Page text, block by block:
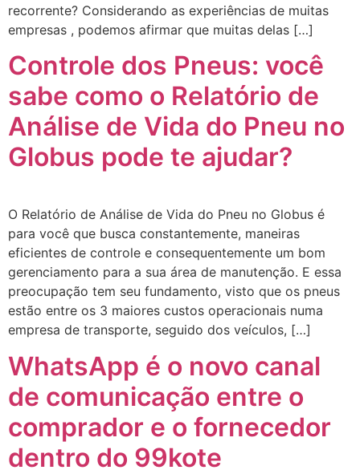
recorrente? Considerando as experiências de muitas
empresas , podemos afirmar que muitas delas […]
Controle dos Pneus: você
sabe como o Relatório de
Análise de Vida do Pneu no
Globus pode te ajudar?
O Relatório de Análise de Vida do Pneu no Globus é
para você que busca constantemente, maneiras
eficientes de controle e consequentemente um bom
gerenciamento para a sua área de manutenção. E essa
preocupação tem seu fundamento, visto que os pneus
estão entre os 3 maiores custos operacionais numa
empresa de transporte, seguido dos veículos, […]
WhatsApp é o novo canal
de comunicação entre o
comprador e o fornecedor
dentro do 99kote